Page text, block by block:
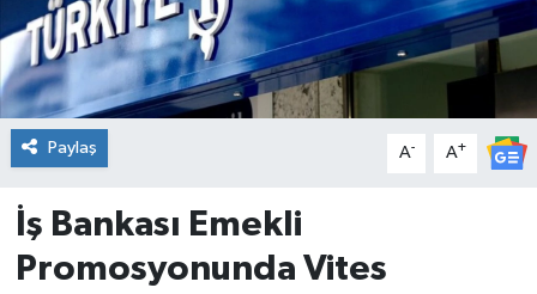
Paylaş A- A+
İş Bankası Emekli
Promosyonunda Vites
Gömeç
Gönen
Havran
İvrindi